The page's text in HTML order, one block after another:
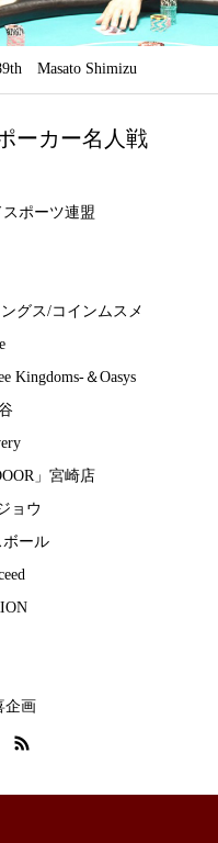
Masato Shimizu
ーカー名人戦
ポーツ連盟
グス/コインムスメ
Kingdoms-＆Oasys
」宮崎店
ョウ
ール
企画